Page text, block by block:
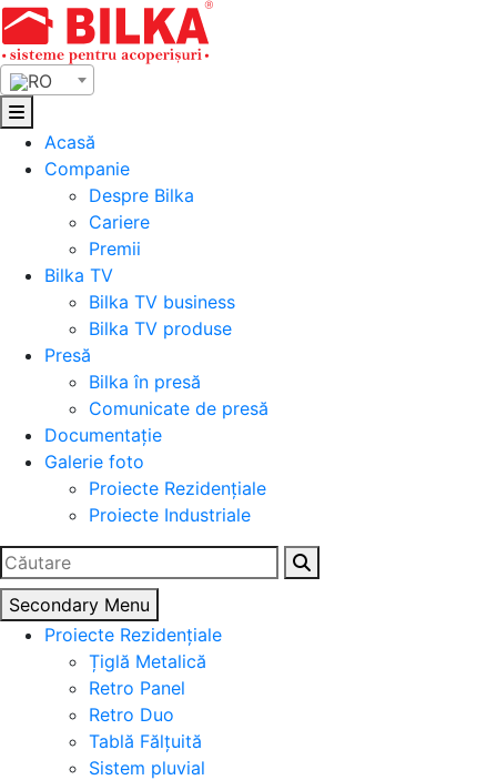
Skip
to
content
RO
Acasă
Companie
Despre Bilka
Cariere
Premii
Bilka TV
Bilka TV business
Bilka TV produse
Presă
Bilka în presă
Comunicate de presă
Documentație
Galerie foto
Proiecte Rezidențiale
Proiecte Industriale
Caută
după:
Secondary Menu
Proiecte Rezidențiale
Țiglă Metalică
Retro Panel
Retro Duo
Tablă Fălțuită
Sistem pluvial